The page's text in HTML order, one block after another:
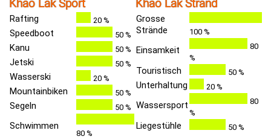
Khao Lak Sport
Rafting 20 %
Speedboot 50 %
Kanu 50 %
Jetski 50 %
Wasserski 20 %
Mountainbiken 50 %
Segeln 50 %
Schwimmen
80 %
Khao Lak Strand
Grosse
Strände
100 %
Einsamkeit
80
%
Touristisch 50 %
Unterhaltung 20 %
Wassersport
80
%
Liegestühle 50 %